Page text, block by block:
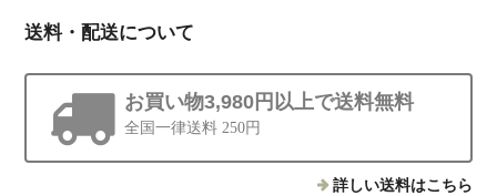
送料・配送について
お買い物3,980円以上で送料無料
全国一律送料 250円
詳しい送料はこちら